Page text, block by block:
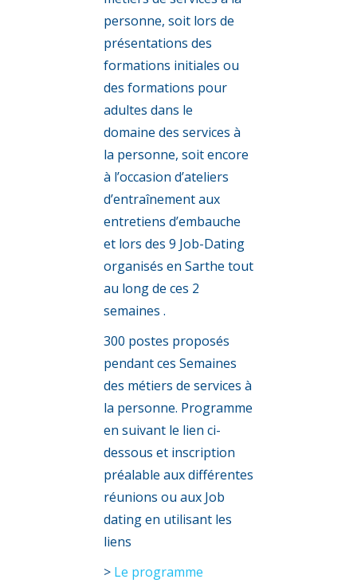
personne, soit lors de
présentations des
formations initiales ou
des formations pour
adultes dans le
domaine des services à
la personne, soit encore
à l’occasion d’ateliers
d’entraînement aux
entretiens d’embauche
et lors des 9 Job-Dating
organisés en Sarthe tout
au long de ces 2
semaines .
300 postes proposés
pendant ces Semaines
des métiers de services à
la personne. Programme
en suivant le lien ci-
dessous et inscription
préalable aux différentes
réunions ou aux Job
dating en utilisant les
liens
> Le programme